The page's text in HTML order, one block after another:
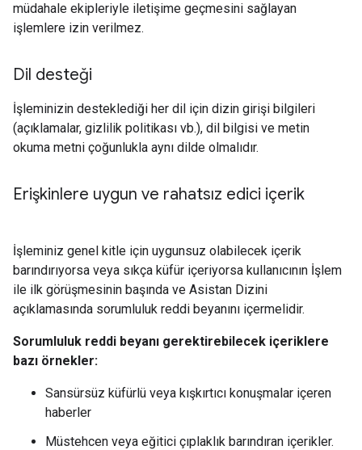
müdahale ekipleriyle iletişime geçmesini sağlayan
işlemlere izin verilmez.
Dil desteği
İşleminizin desteklediği her dil için dizin girişi bilgileri
(açıklamalar, gizlilik politikası vb.), dil bilgisi ve metin
okuma metni çoğunlukla aynı dilde olmalıdır.
Erişkinlere uygun ve rahatsız edici içerik
İşleminiz genel kitle için uygunsuz olabilecek içerik
barındırıyorsa veya sıkça küfür içeriyorsa kullanıcının İşlem
ile ilk görüşmesinin başında ve Asistan Dizini
açıklamasında sorumluluk reddi beyanını içermelidir.
Sorumluluk reddi beyanı gerektirebilecek içeriklere
bazı örnekler:
Sansürsüz küfürlü veya kışkırtıcı konuşmalar içeren
haberler
Müstehcen veya eğitici çıplaklık barındıran içerikler.